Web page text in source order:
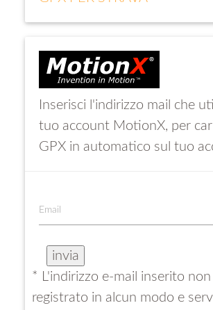
Inserisci l'indirizzo mail che
tuo account MotionX, per
GPX in automatico sul tuo
Email
* L'indirizzo e-mail inserito
registrato in alcun modo e